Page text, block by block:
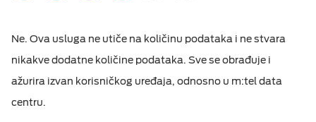
MOBILNI INTERNET
Internet
Ne. Ova usluga ne utiče na količinu podataka i ne stvara
nikakve dodatne količine podataka. Sve se obrađuje i
ažurira izvan korisničkog uređaja, odnosno u m:tel data
centru.